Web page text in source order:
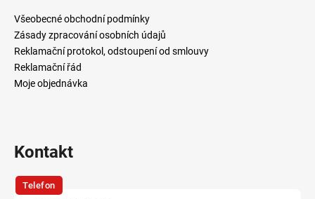
Všeobecné obchodní podmínky
Zásady zpracování osobních údajů
Reklamační protokol, odstoupení od smlouvy
Reklamační řád
Moje objednávka
Kontakt
Telefon